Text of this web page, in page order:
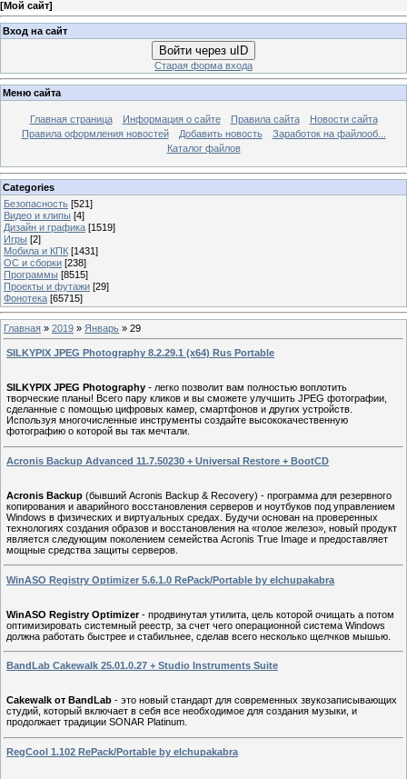
[Мой сайт]
Вход на сайт
Войти через uID
Старая форма входа
Меню сайта
Главная страница Информация о сайте Правила сайта
Новости сайта
Правила оформления новостей
Добавить новость
Заработок на файлооб...
Каталог файлов
Categories
Безопасность [521]
Видео и клипы [4]
Дизайн и графика [1519]
Игры [2]
Мобила и КПК [1431]
ОС и сборки [238]
Программы [8515]
Проекты и футажи [29]
Фонотека [65715]
Главная » 2019 » Январь » 29
SILKYPIX JPEG Photography 8.2.29.1 (x64) Rus Portable
SILKYPIX JPEG Photography - легко позволит вам полностью воплотить
творческие планы! Всего пару кликов и вы сможете улучшить JPEG фотографии,
сделанные с помощью цифровых камер, смартфонов и других устройств.
Используя многочисленные инструменты создайте высококачественную
фотографию о которой вы так мечтали.
Acronis Backup Advanced 11.7.50230 + Universal Restore + BootCD
Acronis Backup (бывший Acronis Backup & Recovery) - программа для резервного
копирования и аварийного восстановления серверов и ноутбуков под управлением
Windows в физических и виртуальных средах. Будучи основан на проверенных
технологиях создания образов и восстановления на «голое железо», новый продукт
является следующим поколением семейства Acronis True Image и предоставляет
мощные средства защиты серверов.
WinASO Registry Optimizer 5.6.1.0 RePack/Portable by elchupakabra
WinASO Registry Optimizer- продвинутая утилита, цель которой очищать а потом
оптимизировать системный реестр, за счет чего операционной система Windows
должна работать быстрее и стабильнее, сделав всего несколько щелчков мышью.
BandLab Cakewalk 25.01.0.27 + Studio Instruments Suite
Cakewalk от BandLab - это новый стандарт для современных звукозаписывающих
студий, который включает в себя все необходимое для создания музыки, и
продолжает традиции SONAR Platinum.
RegCool 1.102 RePack/Portable by elchupakabra